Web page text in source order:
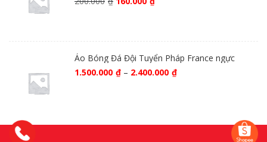
Áo Bóng Đá Đội Tuyển Pháp France ngực
1.500.000 ₫ – 2.400.000 ₫